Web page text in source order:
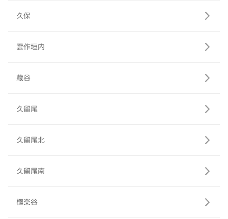
久保
雲作垣内
藏谷
久留尾
久留尾北
久留尾南
極楽谷